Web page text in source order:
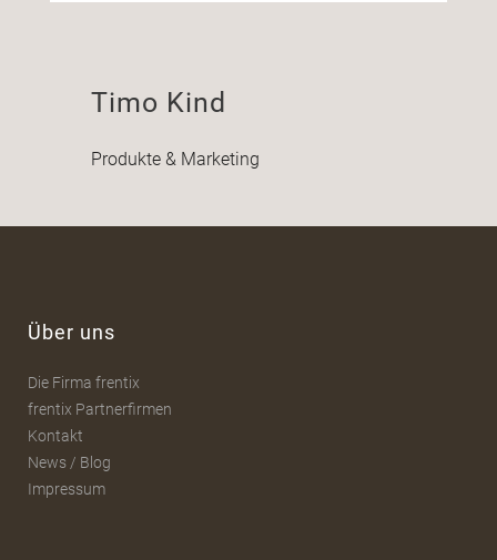
Timo Kind
Produkte & Marketing
Über uns
Die Firma frentix
frentix Partnerfirmen
Kontakt
News / Blog
Impressum